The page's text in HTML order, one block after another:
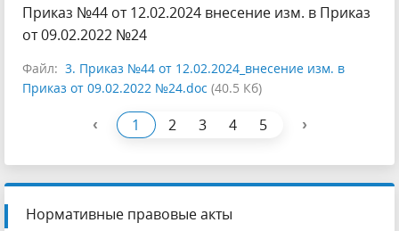
Приказ №44 от 12.02.2024 внесение изм. в Приказ
от 09.02.2022 №24
Файл: 3. Приказ №44 от 12.02.2024_внесение изм. в
Приказ от 09.02.2022 №24.doc (40.5 Кб)
‹ 1 2 3 4 5 ›
Нормативные правовые акты